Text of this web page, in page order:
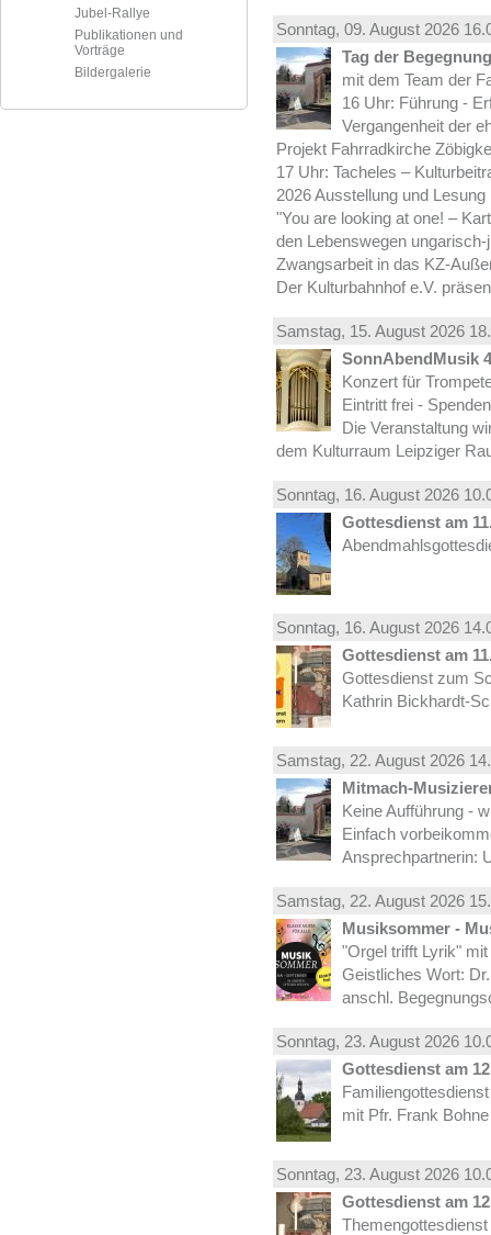
Jubel-Rallye
Publikationen und
Vorträge
Bildergalerie
Sonntag, 09. August 2026
Tag der
mit dem Team der
16 Uhr: Führung -
Vergangenheit der
Projekt Fahrradkirche
17 Uhr: Tacheles –
2026 Ausstellung und Lesung
"You are looking at one! –
den Lebenswegen
Zwangsarbeit in das KZ-
Der Kulturbahnhof e.V.
Samstag, 15. August 2026
SonnAbendMusik 4
Konzert für
Eintritt frei -
Die Veranstaltung
dem Kulturraum Leipziger
Sonntag, 16. August 2026
Gottesdienst am
Sonntag, 16. August 2026
Gottesdienst am
Gottesdienst zum
Kathrin Bickhardt-
Samstag, 22. August 2026
Mitmach-
Keine Aufführung -
Einfach
Ansprechpartnerin:
Samstag, 22. August 2026
Musiksommer -
"Orgel trifft Lyrik"
Geistliches Wort:
anschl.
Sonntag, 23. August 2026
Gottesdienst am
mit Pfr. Frank
Sonntag, 23. August 2026
Gottesdienst am